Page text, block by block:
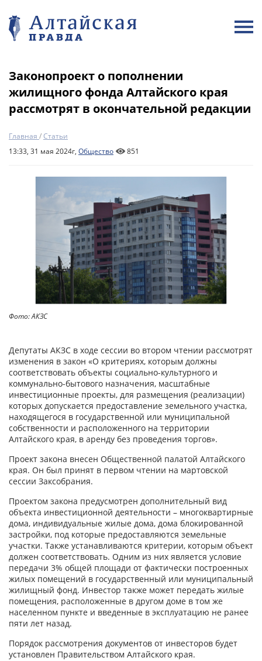
Законопроект о пополнении
жилищного фонда Алтайского края
рассмотрят в окончательной редакции
Главная /Статьи
13:33, 31 мая 2024г, Общество 851
Фото: АКЗС
Депутаты АКЗС в ходе сессии во втором чтении рассмотрят
изменения в закон «О критериях, которым должны
соответствовать объекты социально-культурного и
коммунально-бытового назначения, масштабные
инвестиционные проекты, для размещения (реализации)
которых допускается предоставление земельного участка,
находящегося в государственной или муниципальной
собственности и расположенного на территории
Алтайского края, в аренду без проведения торгов».
Проект закона внесен Общественной палатой Алтайского
края. Он был принят в первом чтении на мартовской
сессии Заксобрания.
Проектом закона предусмотрен дополнительный вид
объекта инвестиционной деятельности – многоквартирные
дома, индивидуальные жилые дома, дома блокированной
застройки, под которые предоставляются земельные
участки. Также устанавливаются критерии, которым объект
должен соответствовать. Одним из них является условие
передачи 3% общей площади от фактически построенных
жилых помещений в государственный или муниципальный
жилищный фонд. Инвестор также может передать жилые
помещения, расположенные в другом доме в том же
населенном пункте и введенные в эксплуатацию не ранее
пяти лет назад.
Порядок рассмотрения документов от инвесторов будет
установлен Правительством Алтайского края.